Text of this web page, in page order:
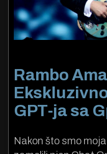
Rambo
GPT-ja sa
Nakon što smo